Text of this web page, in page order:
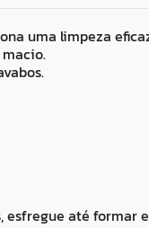
uma limpeza
até formar